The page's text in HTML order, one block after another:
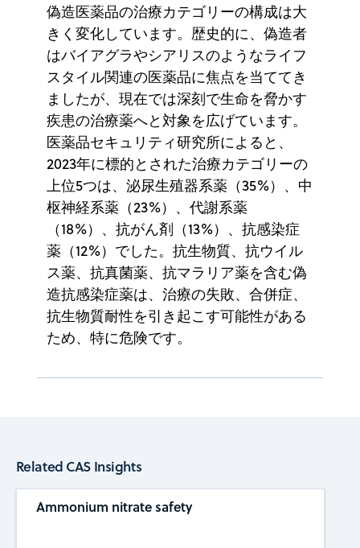
偽造医薬品の治療カテゴリーの構成は大
きく変化しています。歴史的に、偽造者
はバイアグラやシアリスのようなライフ
スタイル関連の医薬品に焦点を当ててき
ましたが、現在では深刻で生命を脅かす
疾患の治療薬へと対象を広げています。
医薬品セキュリティ研究所によると、
2023年に標的とされた治療カテゴリーの
上位5つは、泌尿生殖器系薬（35%）、中
枢神経系薬（23%）、代謝系薬
（18%）、抗がん剤（13%）、抗感染症
薬（12%）でした。抗生物質、抗ウイル
ス薬、抗真菌薬、抗マラリア薬を含む偽
造抗感染症薬は、治療の失敗、合併症、
抗生物質耐性を引き起こす可能性がある
ため、特に危険です。
Related CAS Insights
Ammonium nitrate safety